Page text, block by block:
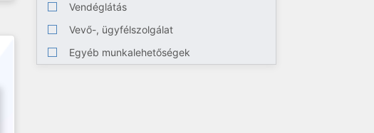
Vendéglátás
Vevő-, ügyfélszolgálat
Egyéb munkalehetőségek